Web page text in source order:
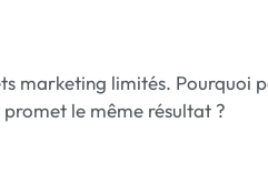
marketing limités. Pourquoi
promet le même résultat ?